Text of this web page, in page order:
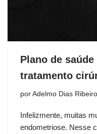
Plano de
tratamento
por Adelmo Dias Ribeiro
Infelizmente, muitas
endometriose. Nesse